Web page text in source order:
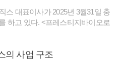
스 대표이사가 2025년 3월31일 충
하고 있다. <프레스티지바이오로
의 사업 구조